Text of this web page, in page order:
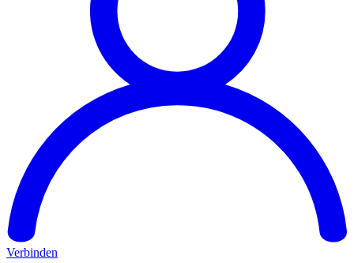
Verbinden